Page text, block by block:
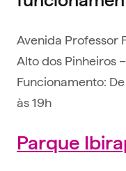
Avenida Professor
Alto dos Pinheiros
Funcionamento:
às 19h
Parque